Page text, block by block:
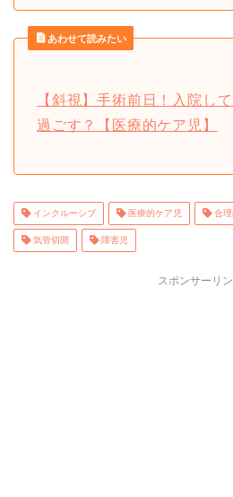
あわせて読みたい
【斜視】手術前日！入院し
過ごす？【医療的ケア児】
インクルーシブ 医療的ケア児 合理
気管切開 障害児
スポンサーリ